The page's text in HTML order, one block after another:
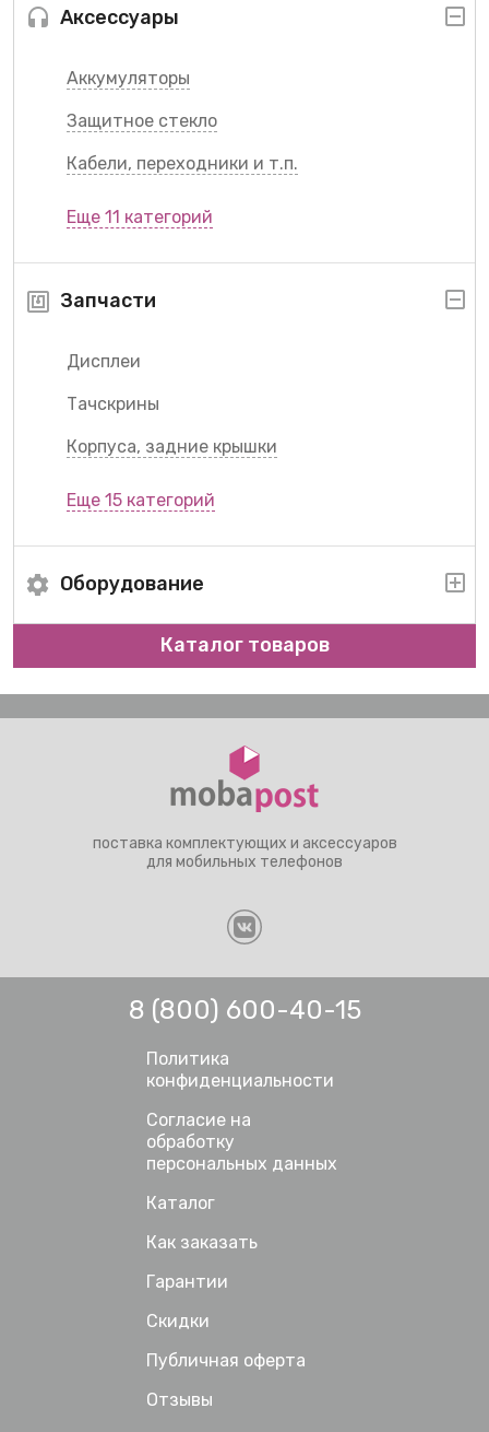
Аксессуары
Аккумуляторы
Защитное стекло
Кабели, переходники и т.п.
Еще 11 категорий
Запчасти
Дисплеи
Тачскрины
Корпуса, задние крышки
Еще 15 категорий
Оборудование
Каталог товаров
поставка комплектующих и аксессуаров
для мобильных телефонов
Каталог
Как заказать
Гарантии
Скидки
Публичная оферта
Отзывы
8 (800) 600-40-15
Политика
конфиденциальности
Согласие на
обработку
персональных данных